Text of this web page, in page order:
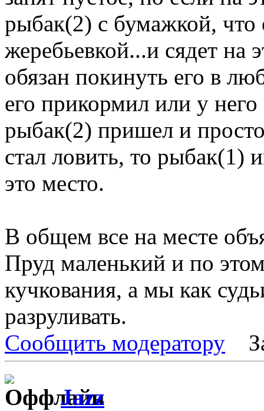
рыбак(2) с бумажкой,
жеребьевкой...и сядет на
обязан покинуть его в
его прикормил или у
рыбак(2) пришел и
стал ловить, то рыбак(1)
это место.
В общем все на месте
Пруд маленький и по
кучкования, а мы как
разруливать.
Сообщить модератору
Jazz